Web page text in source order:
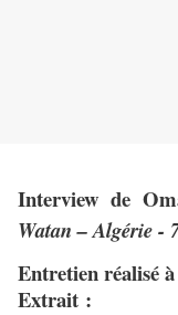
Interview de
Watan – Algérie -
Entretien réalisé
Extrait :